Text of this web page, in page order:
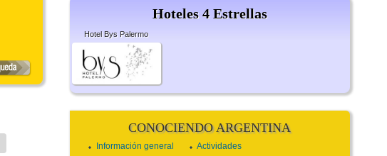
Hoteles 4 Estrellas
Hotel Bys Palermo
CONOCIENDO ARGENTINA
Información general
Actividades